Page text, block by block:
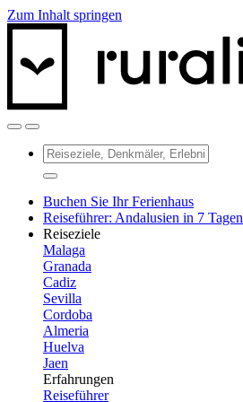
Zum Inhalt springen
Buchen Sie Ihr Ferienhaus
Reiseführer: Andalusien in 7 Tagen
Reiseziele
Malaga
Granada
Cadiz
Sevilla
Cordoba
Almeria
Huelva
Jaen
Erfahrungen
Reiseführer